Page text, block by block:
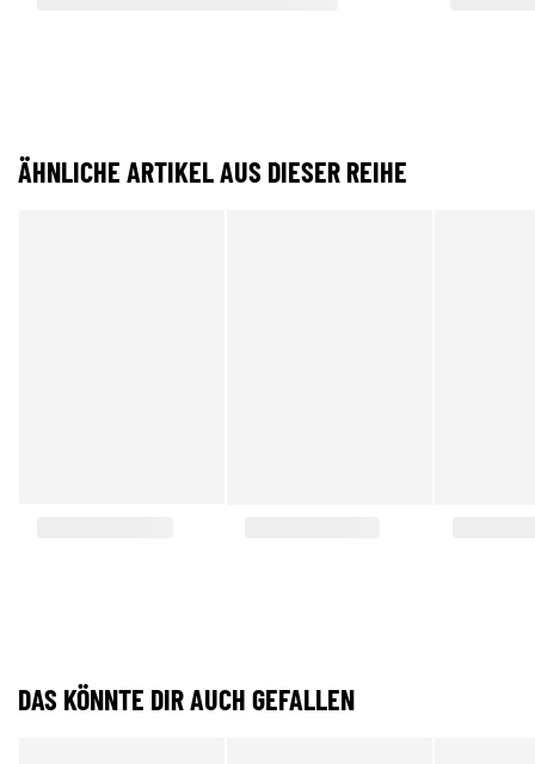
ÄHNLICHE ARTIKEL AUS DIESER REIHE
DAS KÖNNTE DIR AUCH GEFALLEN